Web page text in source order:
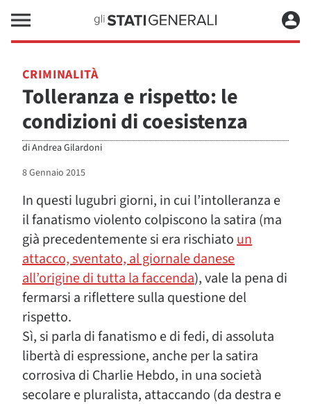
CRIMINALITÀ
Tolleranza e rispetto: le
condizioni di coesistenza
diAndrea Gilardoni
8 Gennaio 2015
In questi lugubri giorni, in cui l’intolleranza e
il fanatismo violento colpiscono la satira (ma
già precedentemente si era rischiatoun
attacco, sventato, al giornale danese
all’origine di tutta la faccenda), vale la pena di
fermarsi a riflettere sulla questione del
rispetto.
Sì, si parla di fanatismo e di fedi, di assoluta
libertà di espressione, anche per la satira
corrosiva di Charlie Hebdo, in una società
secolare e pluralista, attaccando (da destra e